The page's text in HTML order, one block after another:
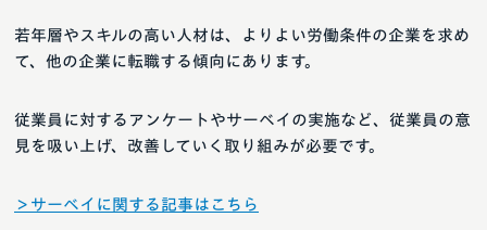
若年層やスキルの高い人材は、よりよい労働条件の企業を求め
て、他の企業に転職する傾向にあります。
従業員に対するアンケートやサーベイの実施など、従業員の意
見を吸い上げ、改善していく取り組みが必要です。
＞サーベイに関する記事はこちら